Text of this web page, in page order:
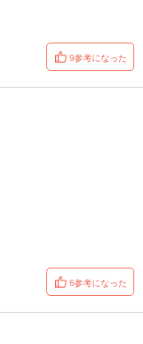
9参考になった
6参考になった